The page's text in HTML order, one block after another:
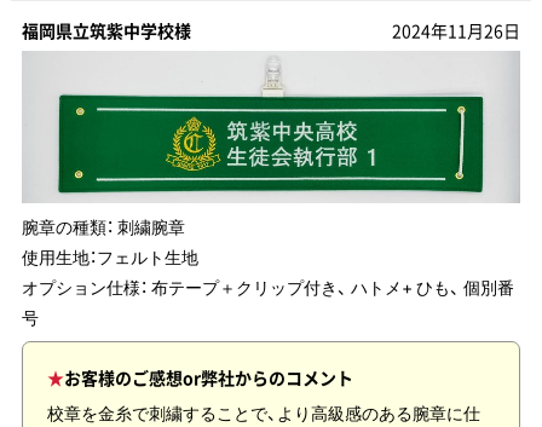
福岡県立筑紫中学校様 2024年11月26日
腕章の種類： 刺繍腕章
使用生地：フェルト生地
オプション仕様： 布テープ＋クリップ付き、 ハトメ+ ひも、 個別番
号
お客様のご感想or弊社からのコメント
校章を金糸で刺繍することで、より高級感のある腕章に仕